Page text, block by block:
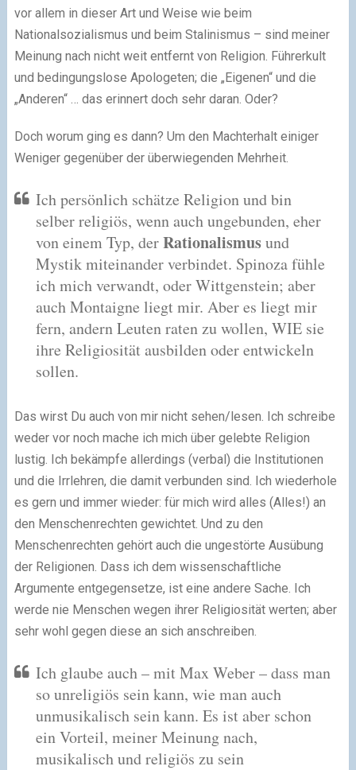
vor allem in dieser Art und Weise wie beim
Nationalsozialismus und beim Stalinismus – sind meiner
Meinung nach nicht weit entfernt von Religion. Führerkult
und bedingungslose Apologeten; die „Eigenen“ und die
„Anderen“ … das erinnert doch sehr daran. Oder?
Doch worum ging es dann? Um den Machterhalt einiger
Weniger gegenüber der überwiegenden Mehrheit.
Ich persönlich schätze Religion und bin
selber religiös, wenn auch ungebunden, eher
von einem Typ, derRationalismus und
Mystik miteinander verbindet. Spinoza fühle
ich mich verwandt, oder Wittgenstein; aber
auch Montaigne liegt mir. Aber es liegt mir
fern, andern Leuten raten zu wollen, WIE sie
ihre Religiosität ausbilden oder entwickeln
sollen.
Das wirst Du auch von mir nicht sehen/lesen. Ich schreibe
weder vor noch mache ich mich über gelebte Religion
lustig. Ich bekämpfe allerdings (verbal) die Institutionen
und die Irrlehren, die damit verbunden sind. Ich wiederhole
es gern und immer wieder: für mich wird alles (Alles!) an
den Menschenrechten gewichtet. Und zu den
Menschenrechten gehört auch die ungestörte Ausübung
der Religionen. Dass ich dem wissenschaftliche
Argumente entgegensetze, ist eine andere Sache. Ich
werde nie Menschen wegen ihrer Religiosität werten; aber
sehr wohl gegen diese an sich anschreiben.
Ich glaube auch – mit Max Weber – dass man
so unreligiös sein kann, wie man auch
unmusikalisch sein kann. Es ist aber schon
ein Vorteil, meiner Meinung nach,
musikalisch und religiös zu sein